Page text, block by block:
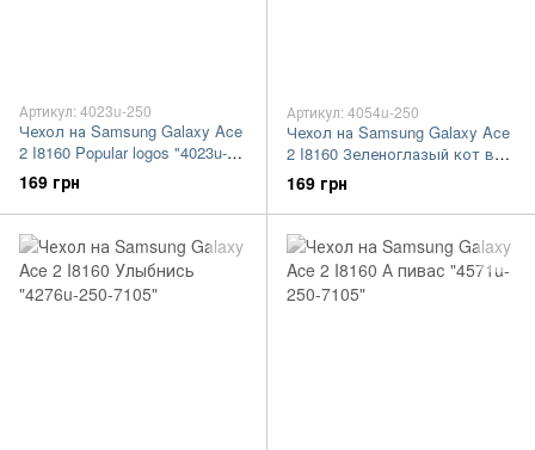
Артикул: 4023u-250
Чехол на Samsung Galaxy Ace
2 I8160 Popular logos "4023u-
250-7105"
169 грн
Артикул: 4054u-250
Чехол на Samsung Galaxy Ace
2 I8160 Зеленоглазый кот в
очках "4054u-250-7105"
169 грн